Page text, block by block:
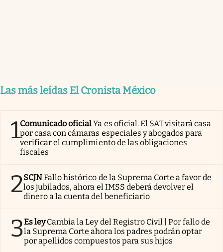
Las más leídas El Cronista México
1Comunicado oficialYa es oficial. El SAT visitará casa
por casa con cámaras especiales y abogados para
verificar el cumplimiento de las obligaciones
fiscales
2SCJNFallo histórico de la Suprema Corte a favor de
los jubilados, ahora el IMSS deberá devolver el
dinero a la cuenta del beneficiario
3Es ley Cambia la Ley del Registro Civil | Por fallo de
la Suprema Corte ahora los padres podrán optar
por apellidos compuestos para sus hijos